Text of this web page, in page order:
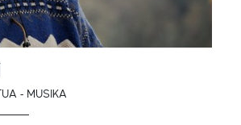
- MUSIKA